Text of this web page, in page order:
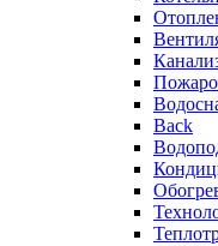
Back